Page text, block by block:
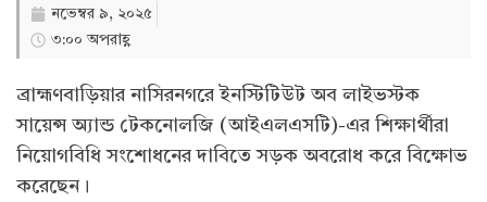
নভেম্বর ৯, ২০২৫
৩:০০ অপরাহ্ণ
ব্রাহ্মণবাড়িয়ার নাসিরনগরে ইনস্টিটিউট অব লাইভস্টক
সায়েন্স অ্যান্ড টেকনোলজি (আইএলএসটি)-এর শিক্ষার্থীরা
নিয়োগবিধি সংশোধনের দাবিতে সড়ক অবরোধ করে বিক্ষোভ
করেছেন।